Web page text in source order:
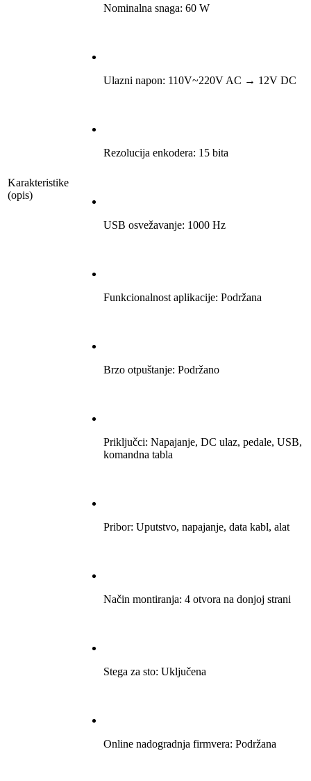
Karakteristike
(opis)
Nominalna snaga: 60 W
Ulazni napon: 110V~220V AC → 12V DC
Rezolucija enkodera: 15 bita
USB osvežavanje: 1000 Hz
Funkcionalnost aplikacije: Podržana
Brzo otpuštanje: Podržano
Priključci: Napajanje, DC ulaz, pedale, USB,
komandna tabla
Pribor: Uputstvo, napajanje, data kabl, alat
Način montiranja: 4 otvora na donjoj strani
Stega za sto: Uključena
Online nadogradnja firmvera: Podržana